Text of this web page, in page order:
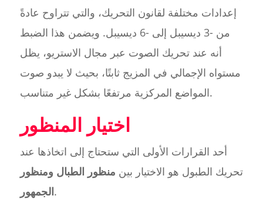
إعدادات مختلفة لقانون التحريك، والتي تتراوح عادةً
من -3 ديسيبل إلى -6 ديسيبل. ويضمن هذا الضبط
أنه عند تحريك الصوت عبر مجال الاستريو، يظل
مستواه الإجمالي في المزيج ثابتًا، بحيث لا يبدو صوت
المواضع المركزية مرتفعًا بشكل غير متناسب.
اختيار المنظور
أحد القرارات الأولى التي ستحتاج إلى اتخاذها عند
تحريك الطبول هو الاختيار بين منظور الطبال ومنظور
الجمهور.